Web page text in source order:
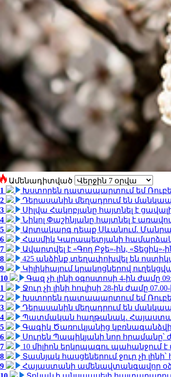
Ամենադիտված
1
Խստորեն դատապարտում եմ Ռուբեն
2
Դերասանին մեղադրում են
3
Սիլվա Հակոբյանը հայտնել է
4
Նիկոլ Փաշինյանը հայտնել է
5
Արտակարգ դեպք Սևանում.
6
Հասմիկ Կարապետյանի համարձակ
7
Ավարտվել է «Գող Բջե»-ին,
8
425 անձինք տեղափոխվել են
9
Կիլիկիայում կրակոցներով
10
Գազ չի լինի օգոստոսի 4-ին ժամը
1
Ջուր չի լինի հուլիսի 28-ին ժամը
2
Խստորեն դատապարտում եմ Ռուբեն
3
Դերասանին մեղադրում են
4
Պատմական հաղթանակ․
5
Գագիկ Ծառուկյանից կբռնագանձվի
6
Սուրեն Պապիկյանի նոր հրամանը՝
7
10 միլիոն երկրպագու պահանջում
8
Տասնյակ հասցեներում ջուր չի լինի՝
9
Հայաստանի ամենավտանգավոր